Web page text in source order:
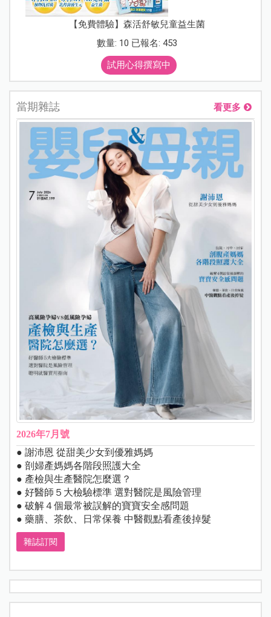
【免費體驗】森活舒敏兒童益生菌
數量: 10 已報名: 453
試用心得撰寫中
當期雜誌 看更多
2026年7月號
● 謝沛恩 從甜美少女到優雅媽媽
● 剖婦產媽媽各階段照護大全
● 產檢與生產醫院怎麼選？
● 好醫師５大檢驗標準 選對醫院是風險管理
● 破解４個最常被誤解的寶寶安全感問題
● 藥膳、茶飲、日常保養 中醫觀點看產後掉髮
雜誌訂閱